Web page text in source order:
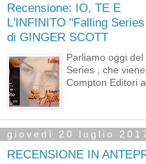
Recensione: IO, TE E
L'INFINITO "Falling
di GINGER SCOTT
Parliamo oggi
Series , che
Compton Editori
giovedì 20 luglio
RECENSIONE IN